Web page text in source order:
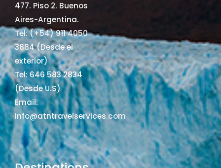
477. Piso 2. Buenos
Aires-Argentina.
Tel: (+54) 911 4050
3884 (Desde el
exterior)
Tel: 646 583 2834
(Desde U.S)
Email:
info@atntravelservices.com